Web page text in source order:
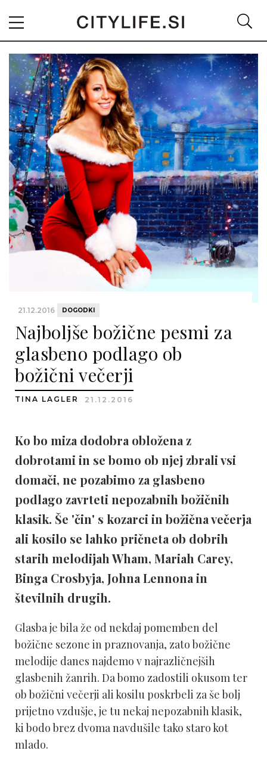
21.12.2016 DOGODKI
Najboljše božične pesmi za
glasbeno podlago ob
božični večerji
TINA LAGLER 21.12.2016
Ko bo miza dodobra obložena z
dobrotami in se bomo ob njej zbrali vsi
domači, ne pozabimo za glasbeno
podlago zavrteti nepozabnih božičnih
klasik. Še 'čin' s kozarci in božična večerja
ali kosilo se lahko pričneta ob dobrih
starih melodijah Wham, Mariah Carey,
Binga Crosbyja, Johna Lennona in
številnih drugih.
Glasba je bila že od nekdaj pomemben del
božične sezone in praznovanja, zato božične
melodije danes najdemo v najrazličnejših
glasbenih žanrih. Da bomo zadostili okusom ter
ob božični večerji ali kosilu poskrbeli za še bolj
prijetno vzdušje, je tu nekaj nepozabnih klasik,
ki bodo brez dvoma navdušile tako staro kot
mlado.